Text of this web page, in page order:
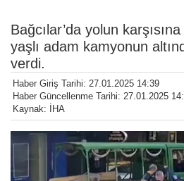
Bağcılar’da yolun
yaşlı adam kamyonun
verdi.
Haber Giriş Tarihi: 27.01.2025 14:39
Haber Güncellenme Tarihi: 27.01.2025
Kaynak: İHA